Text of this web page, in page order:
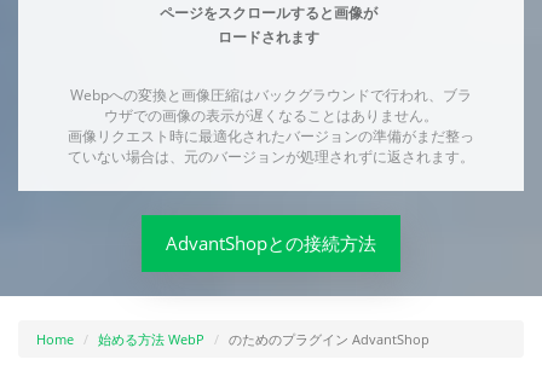
ページをスクロールすると画像が
ロードされます
Webpへの変換と画像圧縮はバックグラウンドで行われ、ブラ
ウザでの画像の表示が遅くなることはありません。
画像リクエスト時に最適化されたバージョンの準備がまだ整っ
ていない場合は、元のバージョンが処理されずに返されます。
AdvantShopとの接続方法
Home 始める方法 WebP のためのプラグイン AdvantShop